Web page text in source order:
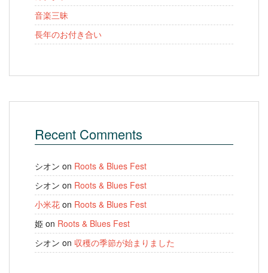
音楽三昧
長年のお付き合い
Recent Comments
シオン on Roots & Blues Fest
シオン on Roots & Blues Fest
小米花 on Roots & Blues Fest
姫 on Roots & Blues Fest
シオン on 収穫の季節が始まりました